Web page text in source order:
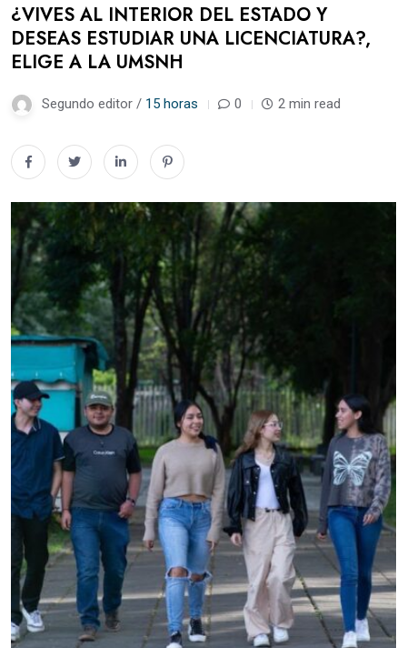
¿VIVES AL INTERIOR DEL ESTADO Y
DESEAS ESTUDIAR UNA LICENCIATURA?,
ELIGE A LA UMSNH
Segundo editor / 15 horas 0 2 min read